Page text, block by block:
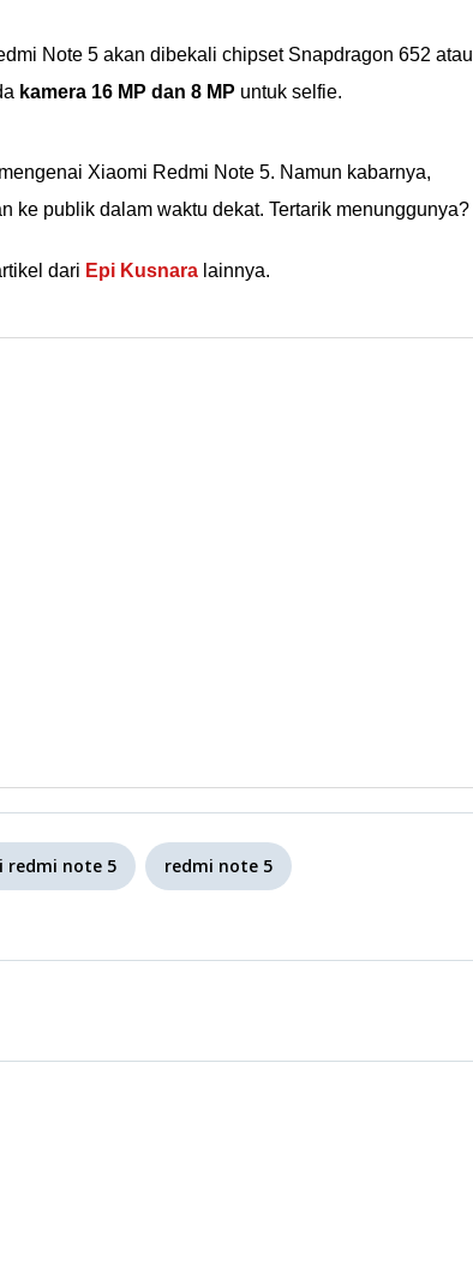
Note 5 akan dibekali chipset Snapdragon 652 atau
kamera 16 MP dan 8 MP untuk selfie.
Xiaomi Redmi Note 5. Namun kabarnya,
ke publik dalam waktu dekat. Tertarik menunggunya?
dari Epi Kusnara lainnya.
redmi note 5 redmi note 5